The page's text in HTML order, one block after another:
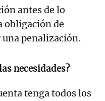
antes de lo
obligación de
una penalización.
necesidades?
tenga todos los